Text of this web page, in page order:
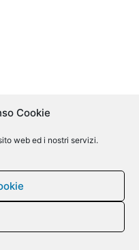
Cookie
web ed i nostri servizi.